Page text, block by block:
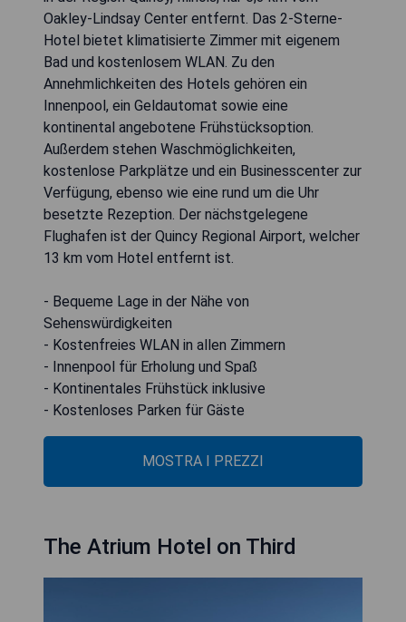
Oakley-Lindsay Center entfernt. Das 2-Sterne-
Hotel bietet klimatisierte Zimmer mit eigenem
Bad und kostenlosem WLAN. Zu den
Annehmlichkeiten des Hotels gehören ein
Innenpool, ein Geldautomat sowie eine
kontinental angebotene Frühstücksoption.
Außerdem stehen Waschmöglichkeiten,
kostenlose Parkplätze und ein Businesscenter zur
Verfügung, ebenso wie eine rund um die Uhr
besetzte Rezeption. Der nächstgelegene
Flughafen ist der Quincy Regional Airport, welcher
13 km vom Hotel entfernt ist.
- Bequeme Lage in der Nähe von
Sehenswürdigkeiten
- Kostenfreies WLAN in allen Zimmern
- Innenpool für Erholung und Spaß
- Kontinentales Frühstück inklusive
- Kostenloses Parken für Gäste
MOSTRA I PREZZI
The Atrium Hotel on Third